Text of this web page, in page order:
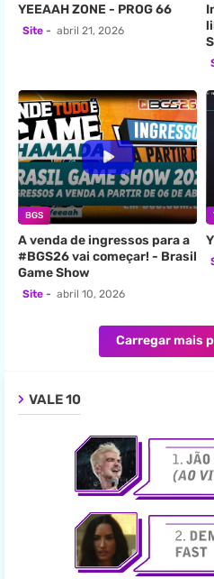
YEEAAH ZONE - PROG 66
Site abril 21, 2026
BGS
A venda de ingressos para a
#BGS26 vai começar! - Brasil
Game Show
Site abril 10, 2026
Carregar mais
VALE 10